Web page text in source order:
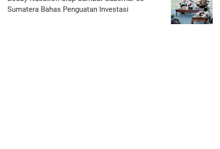
Sumatera Bahas Penguatan Investasi